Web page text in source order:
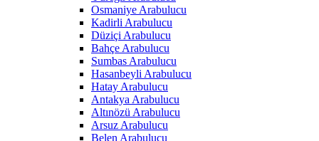
Osmaniye Arabulucu
Kadirli Arabulucu
Düziçi Arabulucu
Bahçe Arabulucu
Sumbas Arabulucu
Hasanbeyli Arabulucu
Hatay Arabulucu
Antakya Arabulucu
Altınözü Arabulucu
Arsuz Arabulucu
Belen Arabulucu